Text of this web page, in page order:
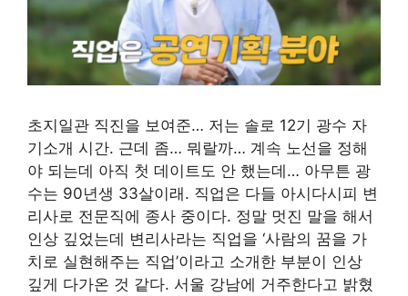
초지일관 직진을 보여준… 저는 솔로 12기 광수 자
기소개 시간. 근데 좀… 뭐랄까… 계속 노선을 정해
야 되는데 아직 첫 데이트도 안 했는데… 아무튼 광
수는 90년생 33살이래. 직업은 다들 아시다시피 변
리사로 전문직에 종사 중이다. 정말 멋진 말을 해서
인상 깊었는데 변리사라는 직업을 ‘사람의 꿈을 가
치로 실현해주는 직업’이라고 소개한 부분이 인상
깊게 다가온 것 같다. 서울 강남에 거주한다고 밝혔